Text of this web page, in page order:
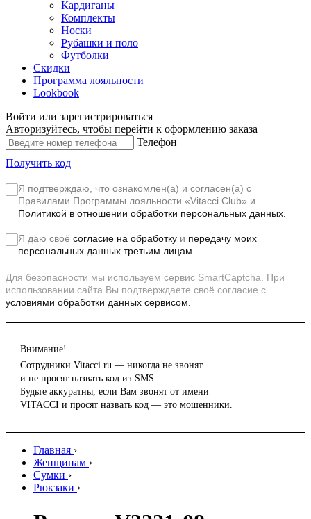
Кардиганы
Комплекты
Носки
Рубашки и поло
Футболки
Скидки
Программа лояльности
Lookbook
Войти или зарегистрироваться
Авторизуйтесь, чтобы перейти к оформлению заказа
Телефон
Получить код
Я подтверждаю, что ознакомлен(а) и согласен(а) с
Правилами Программы лояльности «Vitacci Club» и
Политикой в отношении обработки персональных данных.
Я даю своё согласие на обработку и передачу моих
персональных данных третьим лицам
Для безопасности мы используем сервис SmartCaptcha. При
использовании сайта Вы подтверждаете своё согласие с
условиями обработки данных сервисом.
Внимание!
Сотрудники Vitacci.ru — никогда не звонят
и не просят назвать код из SMS.
Будьте аккуратны, если Вам звонят от имени
VITACCI и просят назвать код — это мошенники.
Главная ›
Женщинам ›
Сумки ›
Рюкзаки ›